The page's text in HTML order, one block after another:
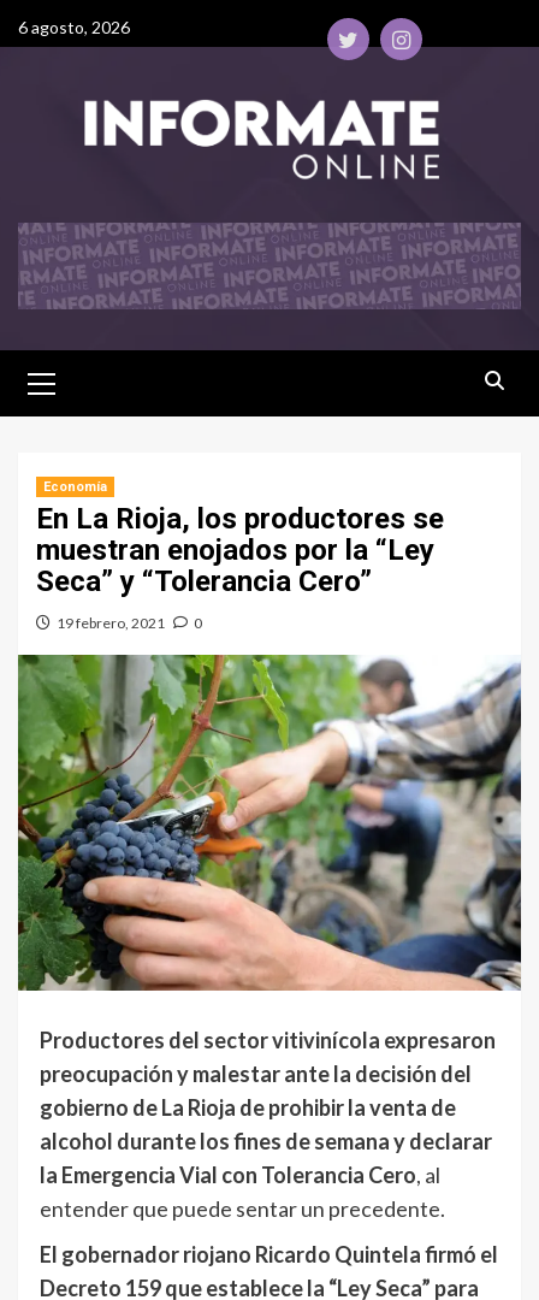
6 agosto, 2026
Economía
En La Rioja, los productores se
muestran enojados por la “Ley
Seca” y “Tolerancia Cero”
19 febrero, 2021 0
Productores del sector vitivinícola expresaron
preocupación y malestar ante la decisión del
gobierno de La Rioja de prohibir la venta de
alcohol durante los fines de semana y declarar
la Emergencia Vial con Tolerancia Cero, al
entender que puede sentar un precedente.
El gobernador riojano Ricardo Quintela firmó el
Decreto 159 que establece la “Ley Seca” para